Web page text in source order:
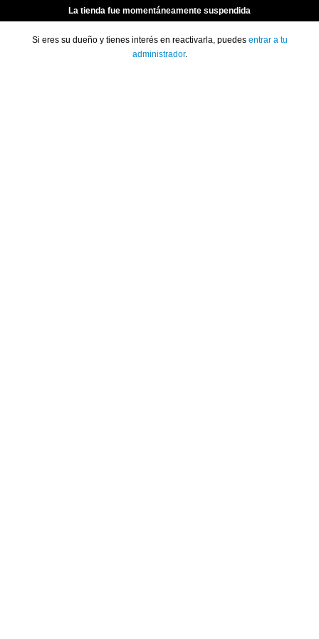
La tienda fue momentáneamente suspendida
Si eres su dueño y tienes interés en reactivarla, puedes entrar a tu
administrador.